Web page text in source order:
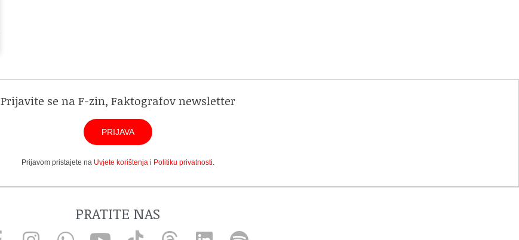
Prijavite se na F-zin, Faktografov newsletter
PRIJAVA
Prijavom pristajete na Uvjete korištenjai Politiku privatnosti.
PRATITE NAS